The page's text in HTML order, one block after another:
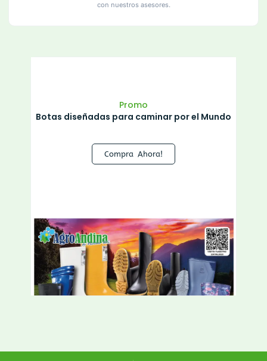
con nuestros asesores.
Promo
Botas diseñadas para caminar por el Mundo
Compra Ahora!